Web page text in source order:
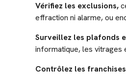
Vérifiez les exclusions,
effraction ni alarme, ou
Surveillez les plafonds
informatique, les vitrages
Contrôlez les